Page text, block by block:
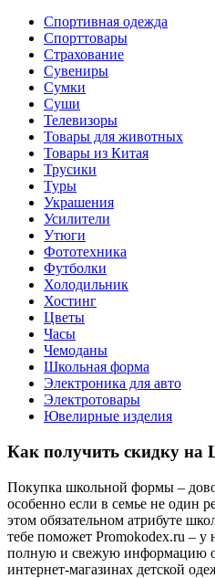
Спортивная одежда
Спорттовары
Страхование
Сувениры
Сумки
Суши
Телевизоры
Товары для животных
Товары из Китая
Трусики
Туры
Украшения
Усилители
Утюги
Фототехника
Футболки
Холодильник
Хостинг
Цветы
Часы
Чемоданы
Школьная форма
Электроника для авто
Электротовары
Ювелирные изделия
Как получить скидку
Покупка школьной формы –
особенно если в семье не один
этом обязательном атрибуте
тебе поможет Promokodex.ru –
полную и свежую информацию о
интернет-магазинах детской